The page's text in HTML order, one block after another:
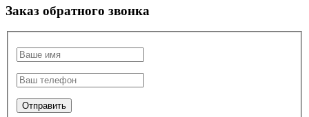
Заказ обратного звонка